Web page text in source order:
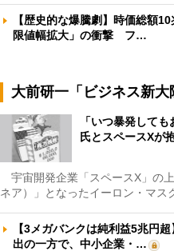
【歴史的な爆騰劇】時価総額
限値幅拡大」の衝撃 フ…
大前研一「ビジネス新
「いつ暴発して
氏とスペースXが
宇宙開発企業「スペースX」の
ネア）」となったイーロン・マス
【3メガバンクは純利益5兆円
出の一方で、中小企業・…